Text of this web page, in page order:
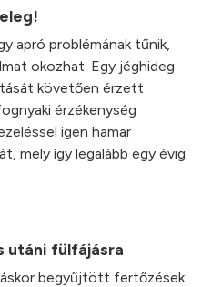
apró problémának tűnik,
okozhat. Egy jéghideg
követően érzett
érzékenység
igen hamar
mely így legalább egy évig
utáni fülfájásra
begyűjtött fertőzések